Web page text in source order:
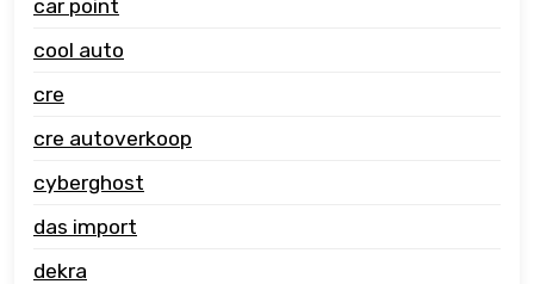
car point
cool auto
cre
cre autoverkoop
cyberghost
das import
dekra